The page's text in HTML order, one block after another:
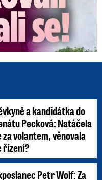
a kandidátka do
Pecková: Natáčela
za volantem, věnovala
řízení?
Petr Wolf: Za